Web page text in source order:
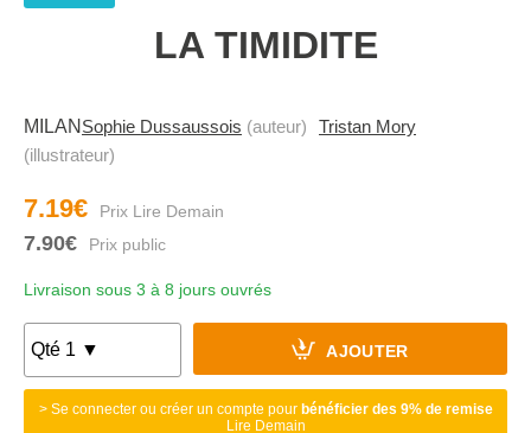
LA TIMIDITE
MILAN Sophie Dussaussois (auteur)
Tristan Mory
(illustrateur)
7.19€
7.90€
Livraison sous 3 à 8 jours ouvrés
AJOUTER
> Se connecter ou créer un compte pour bénéficier des 9% de remise
Lire Demain